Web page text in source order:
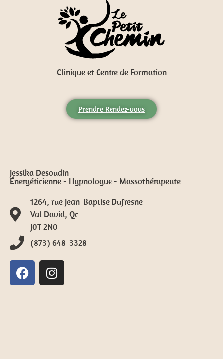
Clinique et Centre de Formation
Prendre Rendez-vous
Jessika Desoudin
Énergéticienne - Hypnologue - Massothérapeute
1264, rue Jean-Baptise Dufresne
Val David, Qc
J0T 2N0
(873) 648-3328